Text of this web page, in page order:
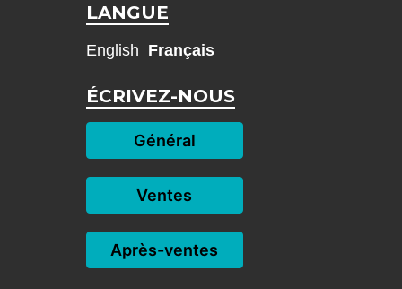
LANGUE
English Français
ÉCRIVEZ-NOUS
Général
Ventes
Après-ventes